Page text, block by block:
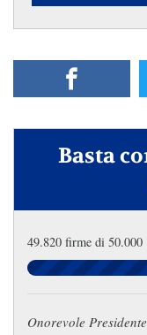
Basta
49.820 firme di 50.000
Onorevole